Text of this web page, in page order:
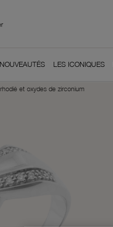
NOUVEAUTÉS LES ICONIQUES
et oxydes de zirconium